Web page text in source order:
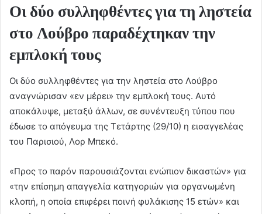
Οι δύο συλληφθέντες για τη ληστεία
στο Λούβρο παραδέχτηκαν την
εμπλοκή τους
Οι δύο συλληφθέντες για την ληστεία στο Λούβρο
αναγνώρισαν «εν μέρει» την εμπλοκή τους. Αυτό
αποκάλυψε, μεταξύ άλλων, σε συνέντευξη τύπου που
έδωσε το απόγευμα της Τετάρτης (29/10) η εισαγγελέας
του Παρισιού, Λορ Μπεκό.
«Προς το παρόν παρουσιάζονται ενώπιον δικαστών» για
«την επίσημη απαγγελία κατηγοριών για οργανωμένη
κλοπή, η οποία επιφέρει ποινή φυλάκισης 15 ετών» και